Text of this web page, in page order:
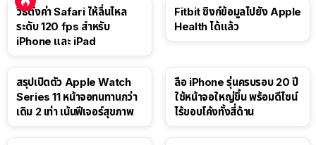
วิธีตั้งค่า Safari ให้ลื่นไหล
ระดับ 120 fps สำหรับ
iPhone และ iPad
Fitbit ซิงก์ข้อมูลไปยัง Apple
Health ได้แล้ว
สรุปเปิดตัว Apple Watch
Series 11 หน้าจอทนทานกว่า
เดิม 2 เท่า เน้นฟีเจอร์สุขภาพ
ลือ iPhone รุ่นครบรอบ 20 ปี
ใช้หน้าจอใหญ่ขึ้น พร้อมดีไซน์
ไร้ขอบโค้งทั้งสี่ด้าน